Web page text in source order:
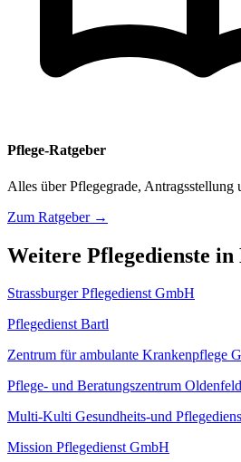
Pflege-Ratgeber
Alles über Pflegegrade,
Zum Ratgeber →
Weitere Pflegedienste
Strassburger Pflegedienst GmbH
Pflegedienst Bartl
Zentrum für ambulante Krankenpflege
Pflege- und Beratungszentrum
Multi-Kulti Gesundheits-und
Mission Pflegedienst GmbH